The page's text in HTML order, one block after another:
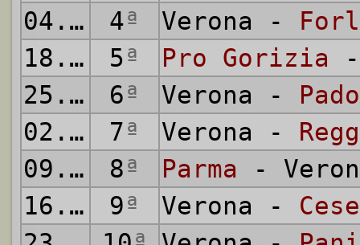
04.11.1945
4ª Verona -
18.11.1945
5ª Pro Gorizia -
25.11.1945
6ª Verona -
02.12.1945
7ª Verona -
09.12.1945
8ª Parma -
16.12.1945
9ª Verona -